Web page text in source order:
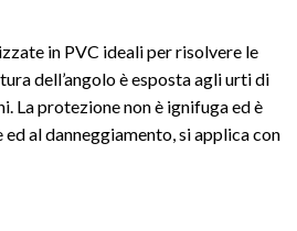
in PVC ideali per risolvere le
dell’angolo è esposta agli urti di
La protezione non è ignifuga ed è
al danneggiamento, si applica con
int. 3 + 3 cm